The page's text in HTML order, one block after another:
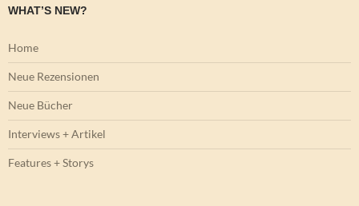
WHAT’S NEW?
Home
Neue Rezensionen
Neue Bücher
Interviews + Artikel
Features + Storys